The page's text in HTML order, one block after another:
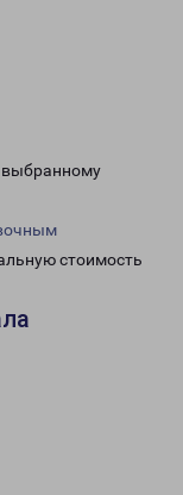
выбранному
стоимость